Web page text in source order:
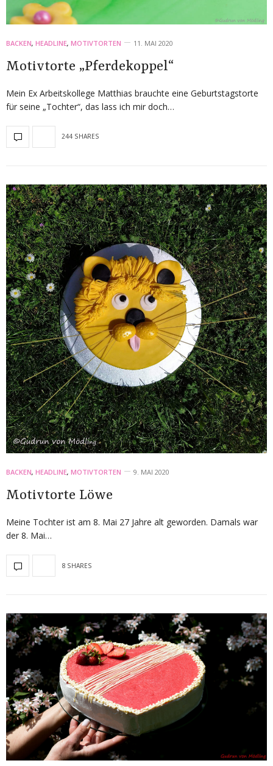
BACKEN, HEADLINE, MOTIVTORTEN 11. MAI 2020
Motivtorte „Pferdekoppel“
Mein Ex Arbeitskollege Matthias brauchte eine Geburtstagstorte
für seine „Tochter“, das lass ich mir doch…
244 SHARES
BACKEN, HEADLINE, MOTIVTORTEN 9. MAI 2020
Motivtorte Löwe
Meine Tochter ist am 8. Mai 27 Jahre alt geworden. Damals war
der 8. Mai…
8 SHARES